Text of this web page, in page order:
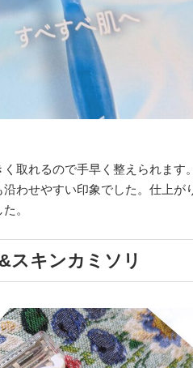
取れるので手早く整えられます
わせやすい印象でした。仕上が
。
スキンカミソリ